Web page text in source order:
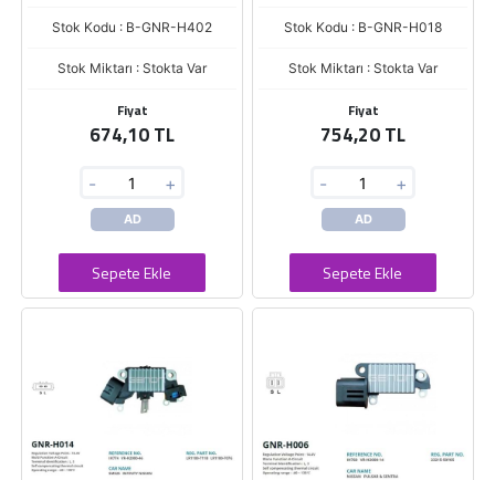
Stok Kodu : B-GNR-H402
Stok Miktarı : Stokta Var
Fiyat
674,10 TL
- +
AD
Sepete Ekle
Stok Kodu : B-GNR-H018
Stok Miktarı : Stokta Var
Fiyat
754,20 TL
- +
AD
Sepete Ekle